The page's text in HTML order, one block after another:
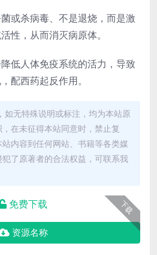
或杀病毒、不是退烧，而是激
性，从而消灭病原体。
低人体免疫系统的活力，导致
配西药起反作用。
如无特殊说明或标注，均为本站原
在未征得本站同意时，禁止复
内容到任何网站、书籍等各类媒
了原著者的合法权益，可联系我
下载
免费下载
资源名称